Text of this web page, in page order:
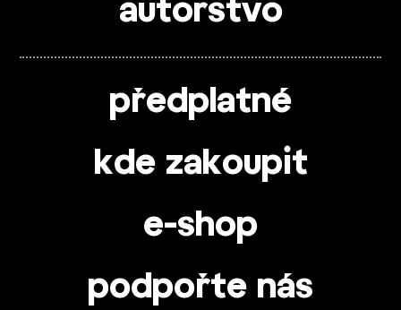
autorstvo
předplatné
kde zakoupit
e-shop
podpořte nás